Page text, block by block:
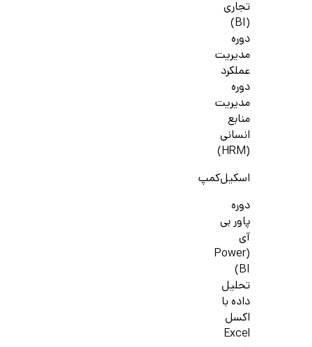
تجاری
(BI)
دوره
مدیریت
عملکرد
دوره
مدیریت
منابع
انسانی
(HRM)
اسکیل‌کمپ
دوره
پاور بی
آی
(Power
BI)
تحلیل
داده با
اکسل
Excel